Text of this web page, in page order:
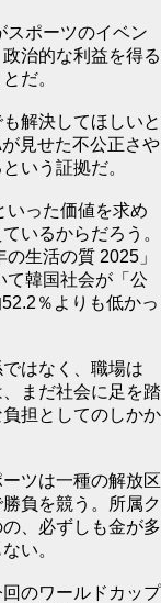
スポーツのイベン
治的な利益を得る
だ。
解決してほしいと
見せた不公正さや
いう証拠だ。
いった価値を求め
いるからだろう。
生活の質 2025」
て韓国社会が「公
％よりも低かっ
はなく、職場は
まだ社会に足を踏
担としてのしかか
ツは一種の解放区
負を競う。所属ク
、必ずしも金が多
い。
のワールドカップ